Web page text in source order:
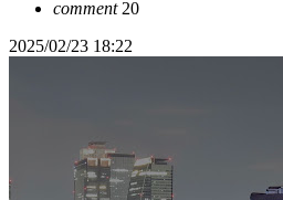
comment20
2025/02/23 18:22